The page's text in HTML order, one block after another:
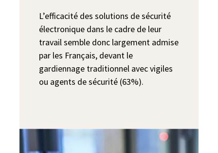
L’efficacité des solutions de sécurité
électronique dans le cadre de leur
travail semble donc largement admise
par les Français, devant le
gardiennage traditionnel avec vigiles
ou agents de sécurité (63%).